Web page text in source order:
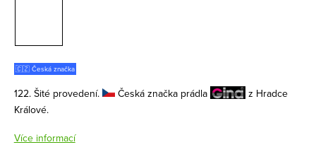
🇨🇿 Česká značka
122. Šité provedení. Česká značka prádla
z Hradce
Králové.
Více informací